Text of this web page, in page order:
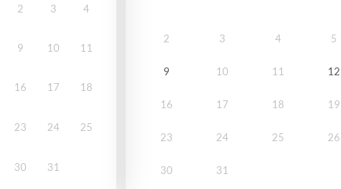
2 3 4
9 10 11
16 17 18
23 24 25
30 31
2 3 4 5
9 10 11 12
16 17 18 19
23 24 25 26
30 31